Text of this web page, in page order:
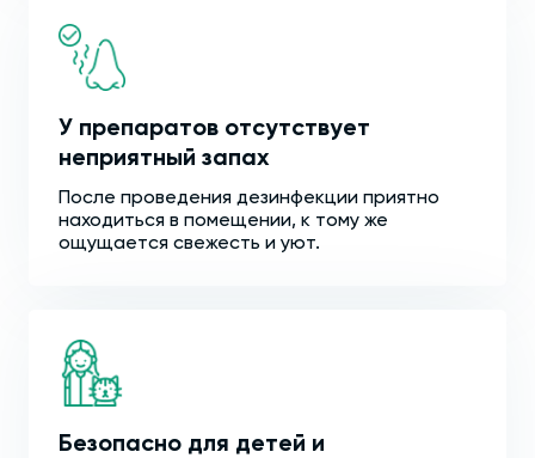
У препаратов отсутствует
неприятный запах
После проведения дезинфекции приятно
находиться в помещении, к тому же
ощущается свежесть и уют.
Безопасно для детей и